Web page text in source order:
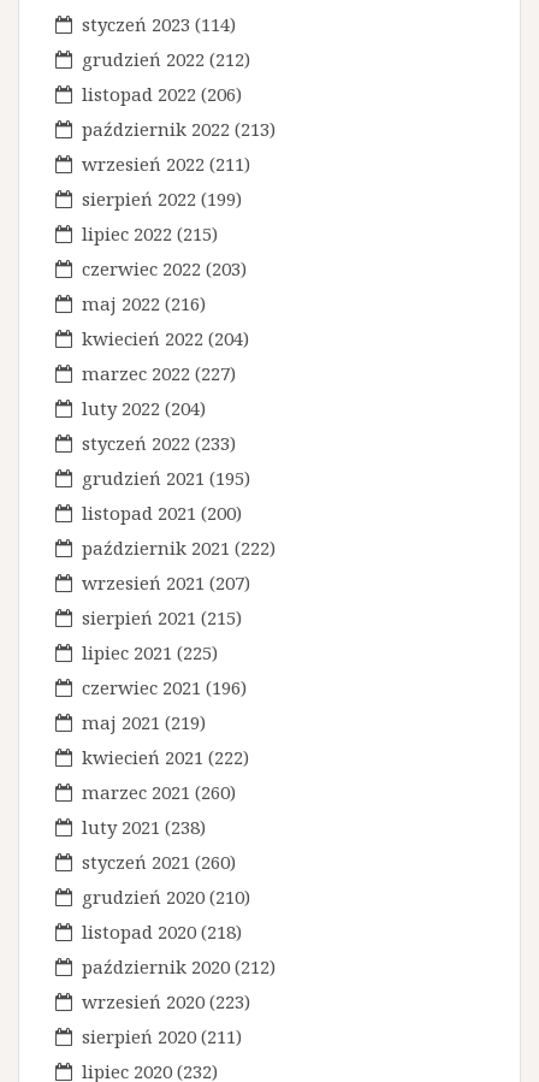
styczeń 2023 (114)
grudzień 2022 (212)
listopad 2022 (206)
październik 2022 (213)
wrzesień 2022 (211)
sierpień 2022 (199)
lipiec 2022 (215)
czerwiec 2022 (203)
maj 2022 (216)
kwiecień 2022 (204)
marzec 2022 (227)
luty 2022 (204)
styczeń 2022 (233)
grudzień 2021 (195)
listopad 2021 (200)
październik 2021 (222)
wrzesień 2021 (207)
sierpień 2021 (215)
lipiec 2021 (225)
czerwiec 2021 (196)
maj 2021 (219)
kwiecień 2021 (222)
marzec 2021 (260)
luty 2021 (238)
styczeń 2021 (260)
grudzień 2020 (210)
listopad 2020 (218)
październik 2020 (212)
wrzesień 2020 (223)
sierpień 2020 (211)
lipiec 2020 (232)